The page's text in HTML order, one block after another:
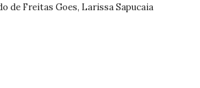
de Freitas Goes, Larissa Sapucaia